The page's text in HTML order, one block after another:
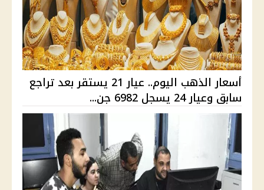
أسعار الذهب اليوم.. عيار 21 يستقر بعد تراجع
سابق وعيار 24 يسجل 6982 جن...